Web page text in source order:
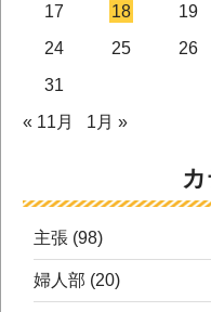
17
18 19
24
25 26
31
« 11月
1月 »
主張 (98)
婦人部 (20)